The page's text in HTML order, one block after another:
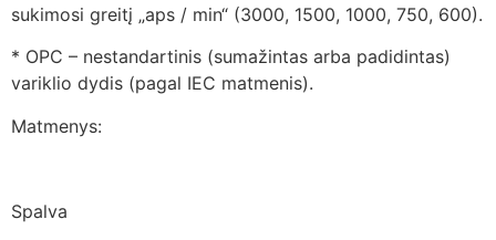
sukimosi greitį „aps / min“ (3000, 1500, 1000, 750, 600).
* OPC – nestandartinis (sumažintas arba padidintas)
variklio dydis (pagal IEC matmenis).
Matmenys:
Spalva